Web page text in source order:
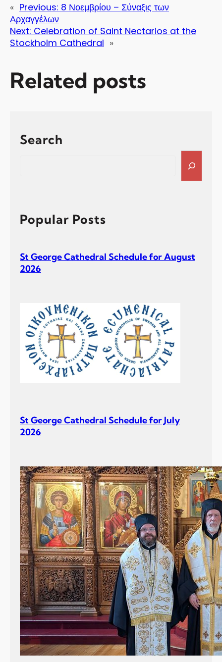
« Previous: 8 Νοεμβρίου – Σύναξις των
Αρχαγγέλων
Next: Celebration of Saint Nectarios at the
Stockholm Cathedral »
Related posts
Search
h
Popular Posts
St George Cathedral Schedule for August
2026
St George Cathedral Schedule for July
2026